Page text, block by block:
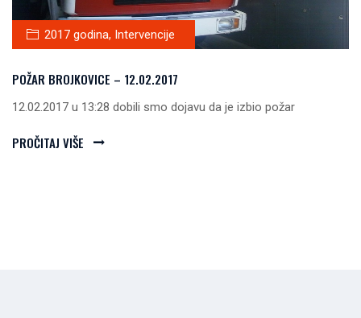
2017 godina, Intervencije
POŽAR BROJKOVICE – 12.02.2017
12.02.2017 u 13:28 dobili smo dojavu da je izbio požar
PROČITAJ VIŠE